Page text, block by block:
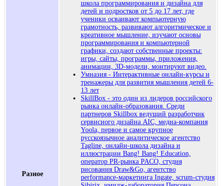
Разное
школа программирования и дизайна для
детей и подростков от 5 до 17 лет, где
ученики осваивают компьютерную
грамотность, развивают алгоритмическое и
креативное мышление, изучают основы
программирования и компьютерной
графики, создают собственные проекты:
игры, сайты, программы, приложения,
анимации, 3D-модели, монтируют видео.
Умназия - Интерактивные онлайн-курсы и
тренажеры для развития мышления детей 6-
13 лет
SkillBox - это один из лидеров российского
рынка онлайн-образования. Среди
партнеров Skillbox ведущий разработчик
сервисного дизайна AIC, медиа-компания
Yoola, первое и самое крупное
русскоязычное аналитическое агентство
Tagline, онлайн-школа дизайна и
иллюстрации Bang! Bang! Education,
оператор PR-рынка PACO, студия
рисования Draw&Go, агентство
performance-маркетинга Ingate, scrum-студия